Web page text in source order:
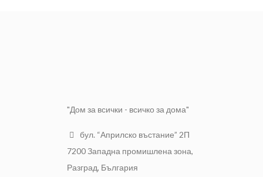
повърхност
"Дом за всички - всичко за дома"
бул. “Априлско въстание” 2П
7200 Западна промишлена зона,
Разград, България